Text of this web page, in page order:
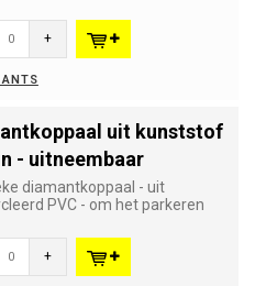
+
uit kunststof
- uitneembaar
diamantkoppaal - uit
PVC - om het parkeren
+